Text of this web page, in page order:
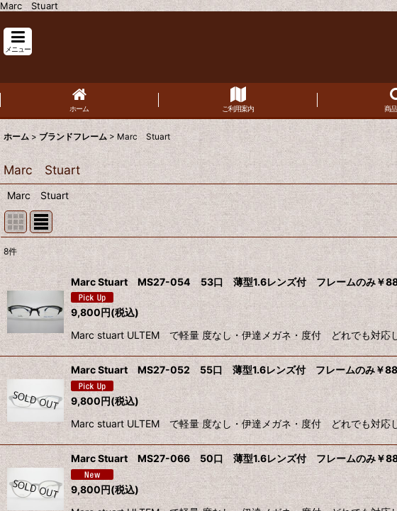
Marc Stuart
メニュー
ホーム ご利用案内 商
ホーム > ブランドフレーム > Marc Stuart
Marc Stuart
Marc Stuart
表示数
並び順:
8件
Marc Stuart MS27-054 53口 薄型1.6レンズ付 フレームのみ￥
9,800円(税込)
Marc stuart ULTEM で軽量 度なし・伊達メガネ・度付 どれでも対応
Marc Stuart MS27-052 55口 薄型1.6レンズ付 フレームのみ￥
9,800円(税込)
Marc stuart ULTEM で軽量 度なし・伊達メガネ・度付 どれでも対応
Marc Stuart MS27-066 50口 薄型1.6レンズ付 フレームのみ￥
9,800円(税込)